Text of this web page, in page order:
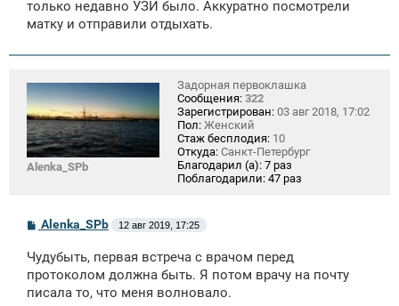
только недавно УЗИ было. Аккуратно посмотрели
матку и отправили отдыхать.
Alenka_SPb
Задорная первоклашка
Сообщения: 322
Зарегистрирован: 03 авг 2018, 17:02
Пол: Женский
Стаж бесплодия: 10
Откуда: Санкт-Петербург
Благодарил (а): 7 раз
Поблагодарили: 47 раз
С
б
щ
е
н
Alenka_SPb 12 авг 2019, 17:25
Чудубыть, первая встреча с врачом перед
протоколом должна быть. Я потом врачу на почту
писала то, что меня волновало.